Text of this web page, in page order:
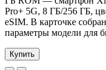
Pro+ 5G, 8 ГБ/256 ГБ,
eSIM. В карточке
параметры модели для
Купить